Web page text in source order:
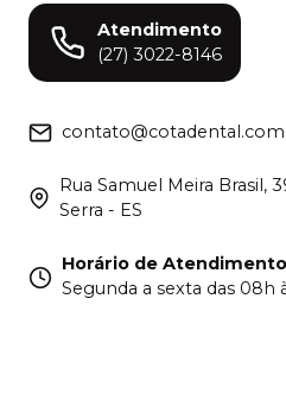
Atendimento
(27) 3022-8146
Rua Samuel Meira Brasil,
Serra - ES
Horário de Atendimento
Segunda a sexta das 08h